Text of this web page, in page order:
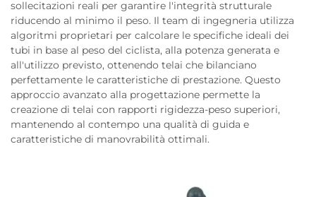
sollecitazioni reali per garantire l'integrità strutturale
riducendo al minimo il peso. Il team di ingegneria utilizza
algoritmi proprietari per calcolare le specifiche ideali dei
tubi in base al peso del ciclista, alla potenza generata e
all'utilizzo previsto, ottenendo telai che bilanciano
perfettamente le caratteristiche di prestazione. Questo
approccio avanzato alla progettazione permette la
creazione di telai con rapporti rigidezza-peso superiori,
mantenendo al contempo una qualità di guida e
caratteristiche di manovrabilità ottimali.